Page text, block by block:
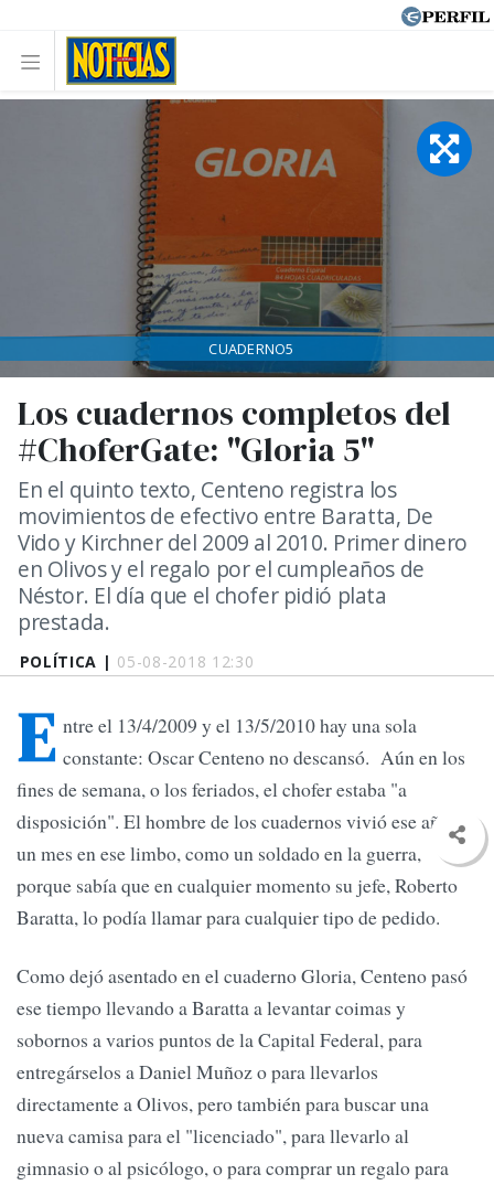
POLÍTICA | 05-08-2018 12:30
Los cuadernos completos del
#ChoferGate: "Gloria 5"
En el quinto texto, Centeno registra los
movimientos de efectivo entre Baratta, De
Vido y Kirchner del 2009 al 2010. Primer dinero
en Olivos y el regalo por el cumpleaños de
Néstor. El día que el chofer pidió plata
prestada.
CUADERNO5
E ntre el 13/4/2009 y el 13/5/2010 hay una sola
constante: Oscar Centeno no descansó. Aún en los
fines de semana, o los feriados, el chofer estaba "a
disposición". El hombre de los cuadernos vivió ese año y
un mes en ese limbo, como un soldado en la guerra,
porque sabía que en cualquier momento su jefe, Roberto
Baratta, lo podía llamar para cualquier tipo de pedido.
Como dejó asentado en el cuaderno Gloria, Centeno pasó
ese tiempo llevando a Baratta a levantar coimas y
sobornos a varios puntos de la Capital Federal, para
entregárselos a Daniel Muñoz o para llevarlos
directamente a Olivos, pero también para buscar una
nueva camisa para el "licenciado", para llevarlo al
gimnasio o al psicólogo, o para comprar un regalo para